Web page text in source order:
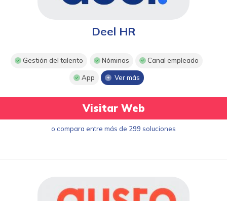
Deel HR
Gestión del talento Nóminas Canal empleado
App Ver más
Visitar Web
o compara entre más de 299 soluciones